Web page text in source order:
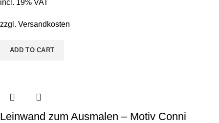
Flora
quantity
incl. 19% VAT
zzgl. Versandkosten
ADD TO CART
Leinwand zum Ausmalen – Motiv Conni